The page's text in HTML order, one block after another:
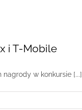
i T-Mobile
nagrody w konkursie [...]